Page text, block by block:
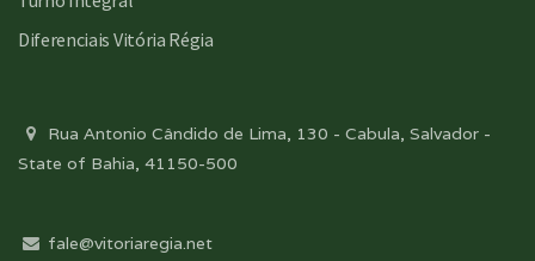
Diferenciais Vitória Régia
Rua Antonio Cândido de Lima, 130 - Cabula, Salvador -
State of Bahia, 41150-500
fale@vitoriaregia.net